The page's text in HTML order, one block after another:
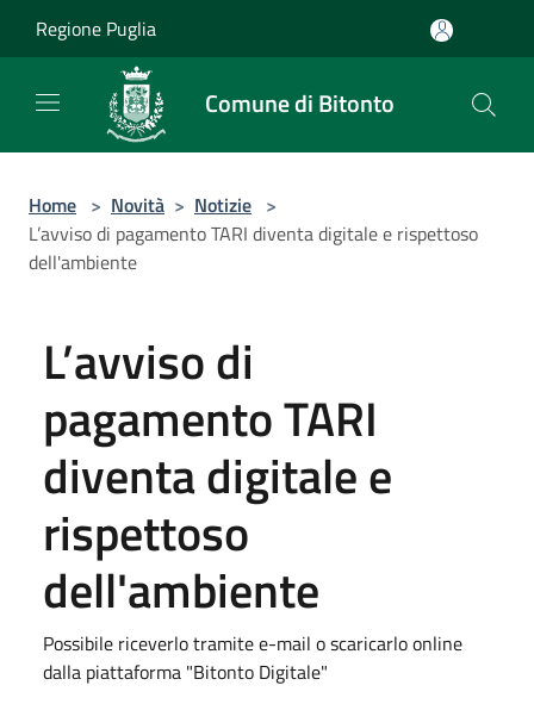
Regione Puglia
Comune di Bitonto
Home > Novità > Notizie >
L’avviso di pagamento TARI diventa digitale e rispettoso
dell'ambiente
L’avviso di
pagamento TARI
diventa digitale e
rispettoso
dell'ambiente
Possibile riceverlo tramite e-mail o scaricarlo online
dalla piattaforma "Bitonto Digitale"